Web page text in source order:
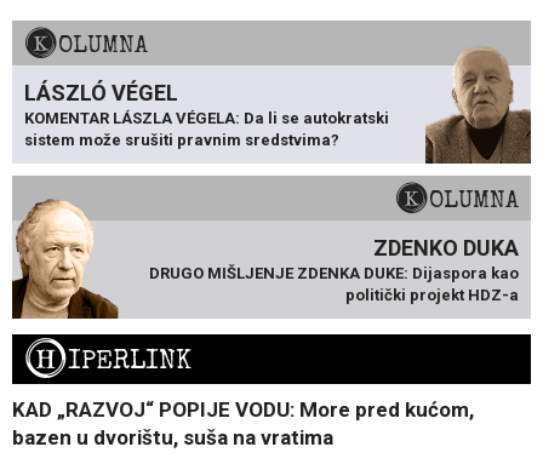
KOLUMNA
LÁSZLÓ VÉGEL
KOMENTAR LÁSZLA VÉGELA: Da li se autokratski
sistem može srušiti pravnim sredstvima?
KOLUMNA
ZDENKO DUKA
DRUGO MIŠLJENJE ZDENKA DUKE: Dijaspora kao
politički projekt HDZ-a
HIPERLINK
KAD „RAZVOJ“ POPIJE VODU: More pred kućom,
bazen u dvorištu, suša na vratima